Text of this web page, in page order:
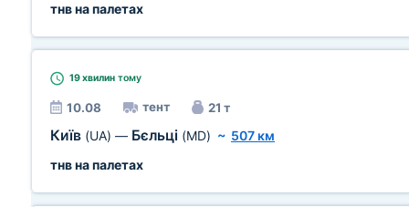
тнв на палетах
19 хвилин тому
10.08 тент 21 т
Київ (UA) — Бєльці (MD) ~ 507 км
тнв на палетах